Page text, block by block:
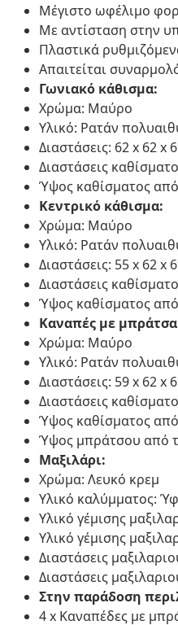
Μέγιστο ωφέλιμο
Με αντίσταση στην
Πλαστικά
Απαιτείται
Γωνιακό κάθισμα:
Χρώμα: Μαύρο
Υλικό: Ρατάν
Διαστάσεις: 62 x 62 x
Διαστάσεις
Ύψος καθίσματος
Κεντρικό κάθισμα:
Χρώμα: Μαύρο
Υλικό: Ρατάν
Διαστάσεις: 55 x 62 x
Διαστάσεις
Ύψος καθίσματος
Καναπές με
Χρώμα: Μαύρο
Υλικό: Ρατάν
Διαστάσεις: 59 x 62 x
Διαστάσεις
Ύψος καθίσματος
Ύψος μπράτσου από
Μαξιλάρι:
Χρώμα: Λευκό κρεμ
Υλικό καλύμματος:
Υλικό γέμισης
Υλικό γέμισης
Διαστάσεις
Διαστάσεις
Στην παράδοση
4 x Καναπέδες με